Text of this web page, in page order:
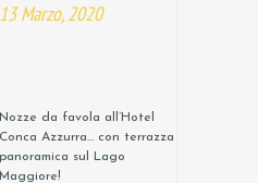
13 Marzo, 2020
Nozze da favola all’Hotel
Conca Azzurra… con terrazza
panoramica sul Lago
Maggiore!